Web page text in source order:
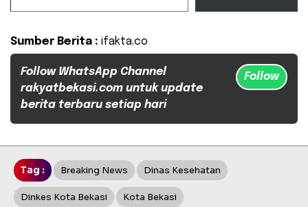
Sumber Berita : ifakta.co
Follow WhatsApp Channel
rakyatbekasi.com untuk update
berita terbaru setiap hari
Follow
Tag : Breaking News Dinas Kesehatan
Dinkes Kota Bekasi Kota Bekasi